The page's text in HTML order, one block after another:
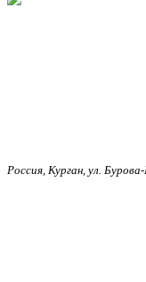
Россия, Курган, ул.